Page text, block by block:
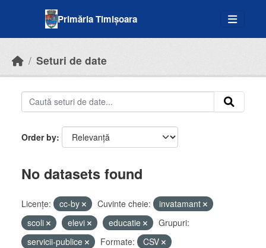
Primăria Timișoara
Seturi de date
Order by
No datasets found
Licenţe: cc-by Cuvinte cheie:
invatamant
scoli
elevi educatie
Grupuri:
servicii-publice
Formate:
CSV